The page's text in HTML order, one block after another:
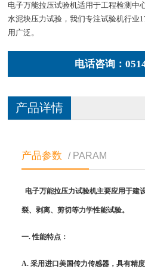
电子万能拉压试验机适用于工程检测中
水泥块压力试验，我们专注试验机行业
用广泛。
电话咨询：
产品详情
产品参数 / PARAM
电子万能拉压力试验机主要应用于建
裂、剥离、剪切等力学性能试验。
一.性能特点：
A.采用进口美国传力传感器，具有精